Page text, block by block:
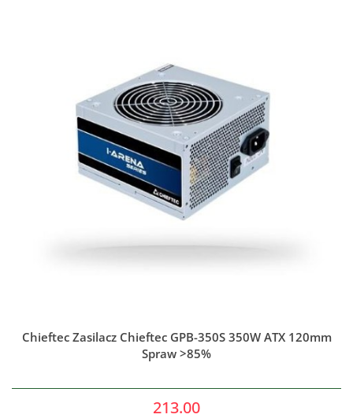
Chieftec Zasilacz Chieftec GPB-350S 350W ATX 120mm
Spraw >85%
213.00